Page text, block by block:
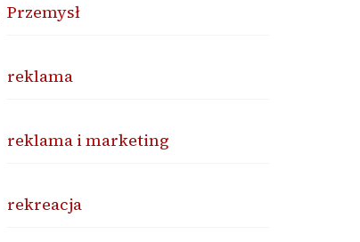
Przemysł
reklama
reklama i marketing
rekreacja